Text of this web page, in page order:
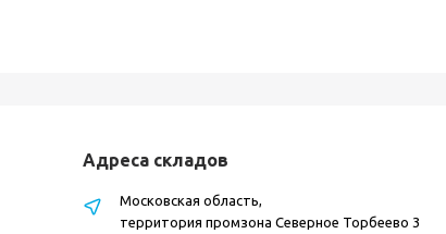
Адреса складов
Московская область,
территория промзона Северное Торбеево 3